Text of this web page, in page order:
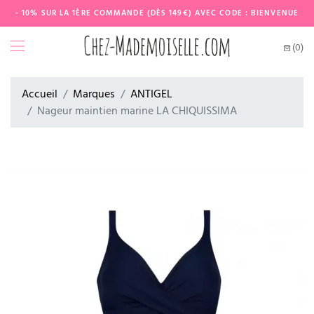
- 10% SUR LA 1ÈRE COMMANDE (DÈS 149€) AVEC CODE : BIENVENUE
(0)
Accueil Marques
ANTIGEL
Nageur maintien marine LA CHIQUISSIMA